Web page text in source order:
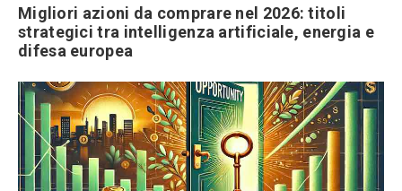
Migliori azioni da comprare nel 2026: titoli
strategici tra intelligenza artificiale, energia e
difesa europea